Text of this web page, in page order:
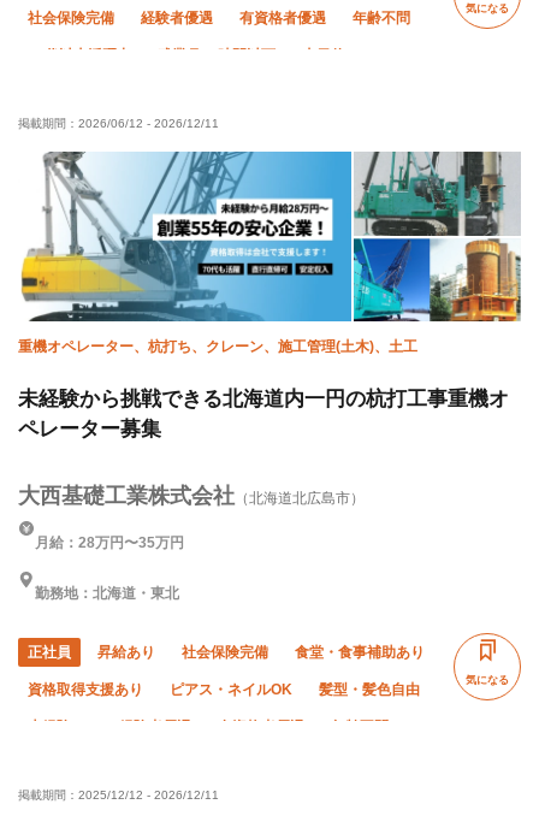
社会保険完備 経験者優遇 有資格者優遇 年齢不問
気になる
掲載期間： 2026/06/12 - 2026/12/11
重機オペレーター、杭打ち、クレーン、施工管理(土木)、土工
未経験から挑戦できる北海道内一円の杭打工事重機オ
ペレーター募集
大西基礎工業株式会社 （北海道北広島市）
月給：28万円〜35万円
勤務地：北海道・東北
正社員 昇給あり 社会保険完備 食堂・食事補助あり
資格取得支援あり ピアス・ネイルOK 髪型・髪色自由
車・バイク通勤OK 転勤なし
気になる
掲載期間： 2025/12/12 - 2026/12/11